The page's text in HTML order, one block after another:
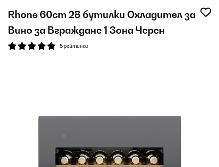
Rhone 60cm 28 бутилки Охладител за
Вино за Вграждане 1 Зона Черен
5 рейтинги